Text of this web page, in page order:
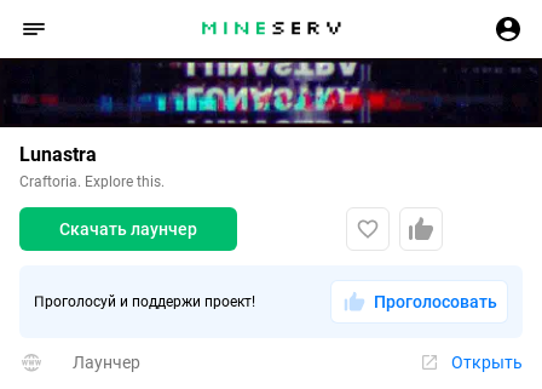
Lunastra
Craftoria. Explore this.
Скачать лаунчер
Проголосуй и поддержи проект! Проголосовать
Лаунчер Открыть